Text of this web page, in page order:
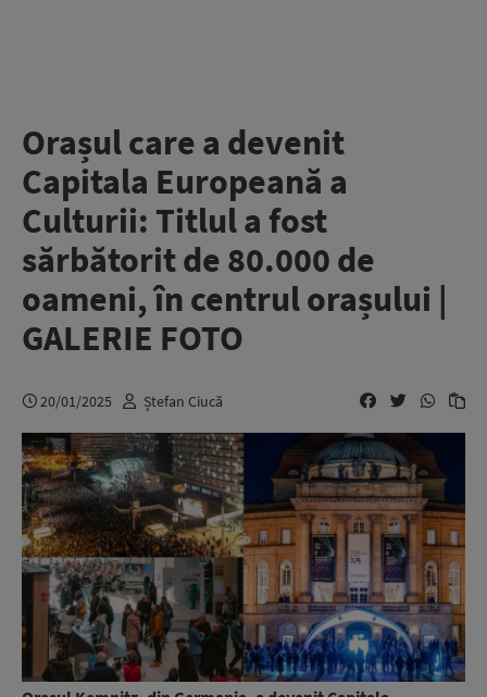
Orașul care a devenit
Capitala Europeană a
Culturii: Titlul a fost
sărbătorit de 80.000 de
oameni, în centrul orașului |
GALERIE FOTO
20/01/2025 Ștefan Ciucă